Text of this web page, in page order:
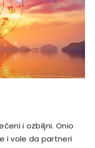
i ozbiljni. Onio
i vole da partneri